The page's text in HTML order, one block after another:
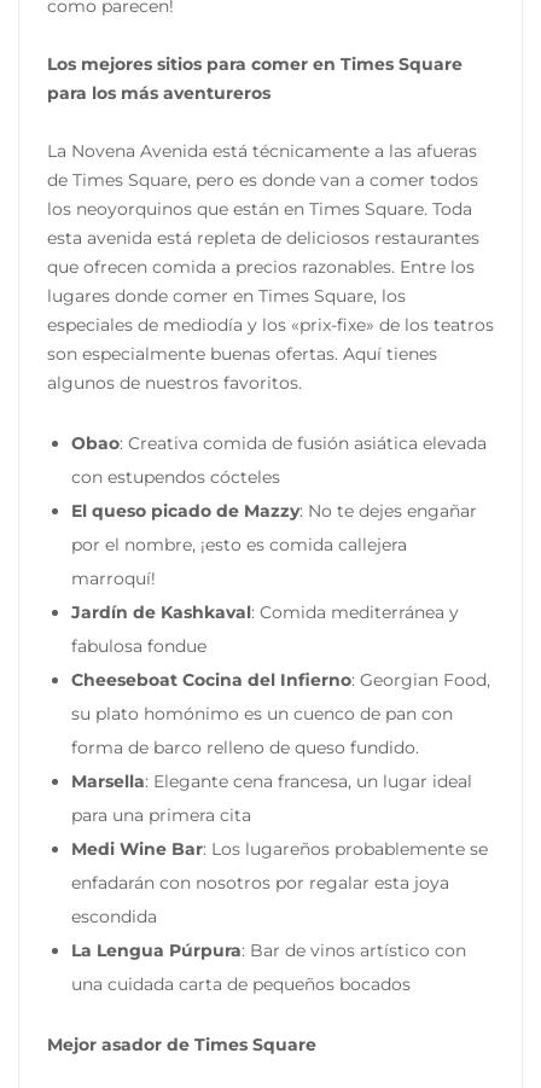
como parecen!
Los mejores sitios para comer en Times Square
para los más aventureros
La Novena Avenida está técnicamente a las afueras
de Times Square, pero es donde van a comer todos
los neoyorquinos que están en Times Square. Toda
esta avenida está repleta de deliciosos restaurantes
que ofrecen comida a precios razonables. Entre los
lugares donde comer en Times Square, los
especiales de mediodía y los «prix-fixe» de los teatros
son especialmente buenas ofertas. Aquí tienes
algunos de nuestros favoritos.
Obao: Creativa comida de fusión asiática elevada
con estupendos cócteles
El queso picado de Mazzy: No te dejes engañar
por el nombre, ¡esto es comida callejera
marroquí!
Jardín de Kashkaval: Comida mediterránea y
fabulosa fondue
Cheeseboat Cocina del Infierno: Georgian Food,
su plato homónimo es un cuenco de pan con
forma de barco relleno de queso fundido.
Marsella: Elegante cena francesa, un lugar ideal
para una primera cita
Medi Wine Bar: Los lugareños probablemente se
enfadarán con nosotros por regalar esta joya
escondida
La Lengua Púrpura: Bar de vinos artístico con
una cuidada carta de pequeños bocados
Mejor asador de Times Square